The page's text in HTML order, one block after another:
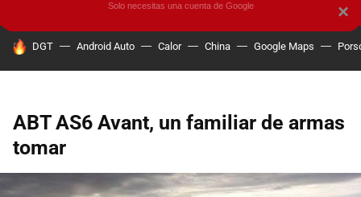
HOY SE HABLA DE
DGT Android Auto Calor China Google Maps
ABT AS6 Avant, un familiar de armas
tomar
×
Solo necesitas una cuenta de Google